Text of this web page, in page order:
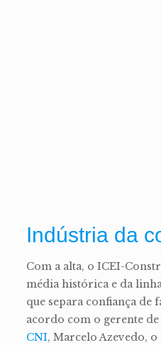
Indústria da
Com a alta, o ICEI-
média histórica e da
que separa confiança de
acordo com o gerente de
CNI, Marcelo Azevedo,